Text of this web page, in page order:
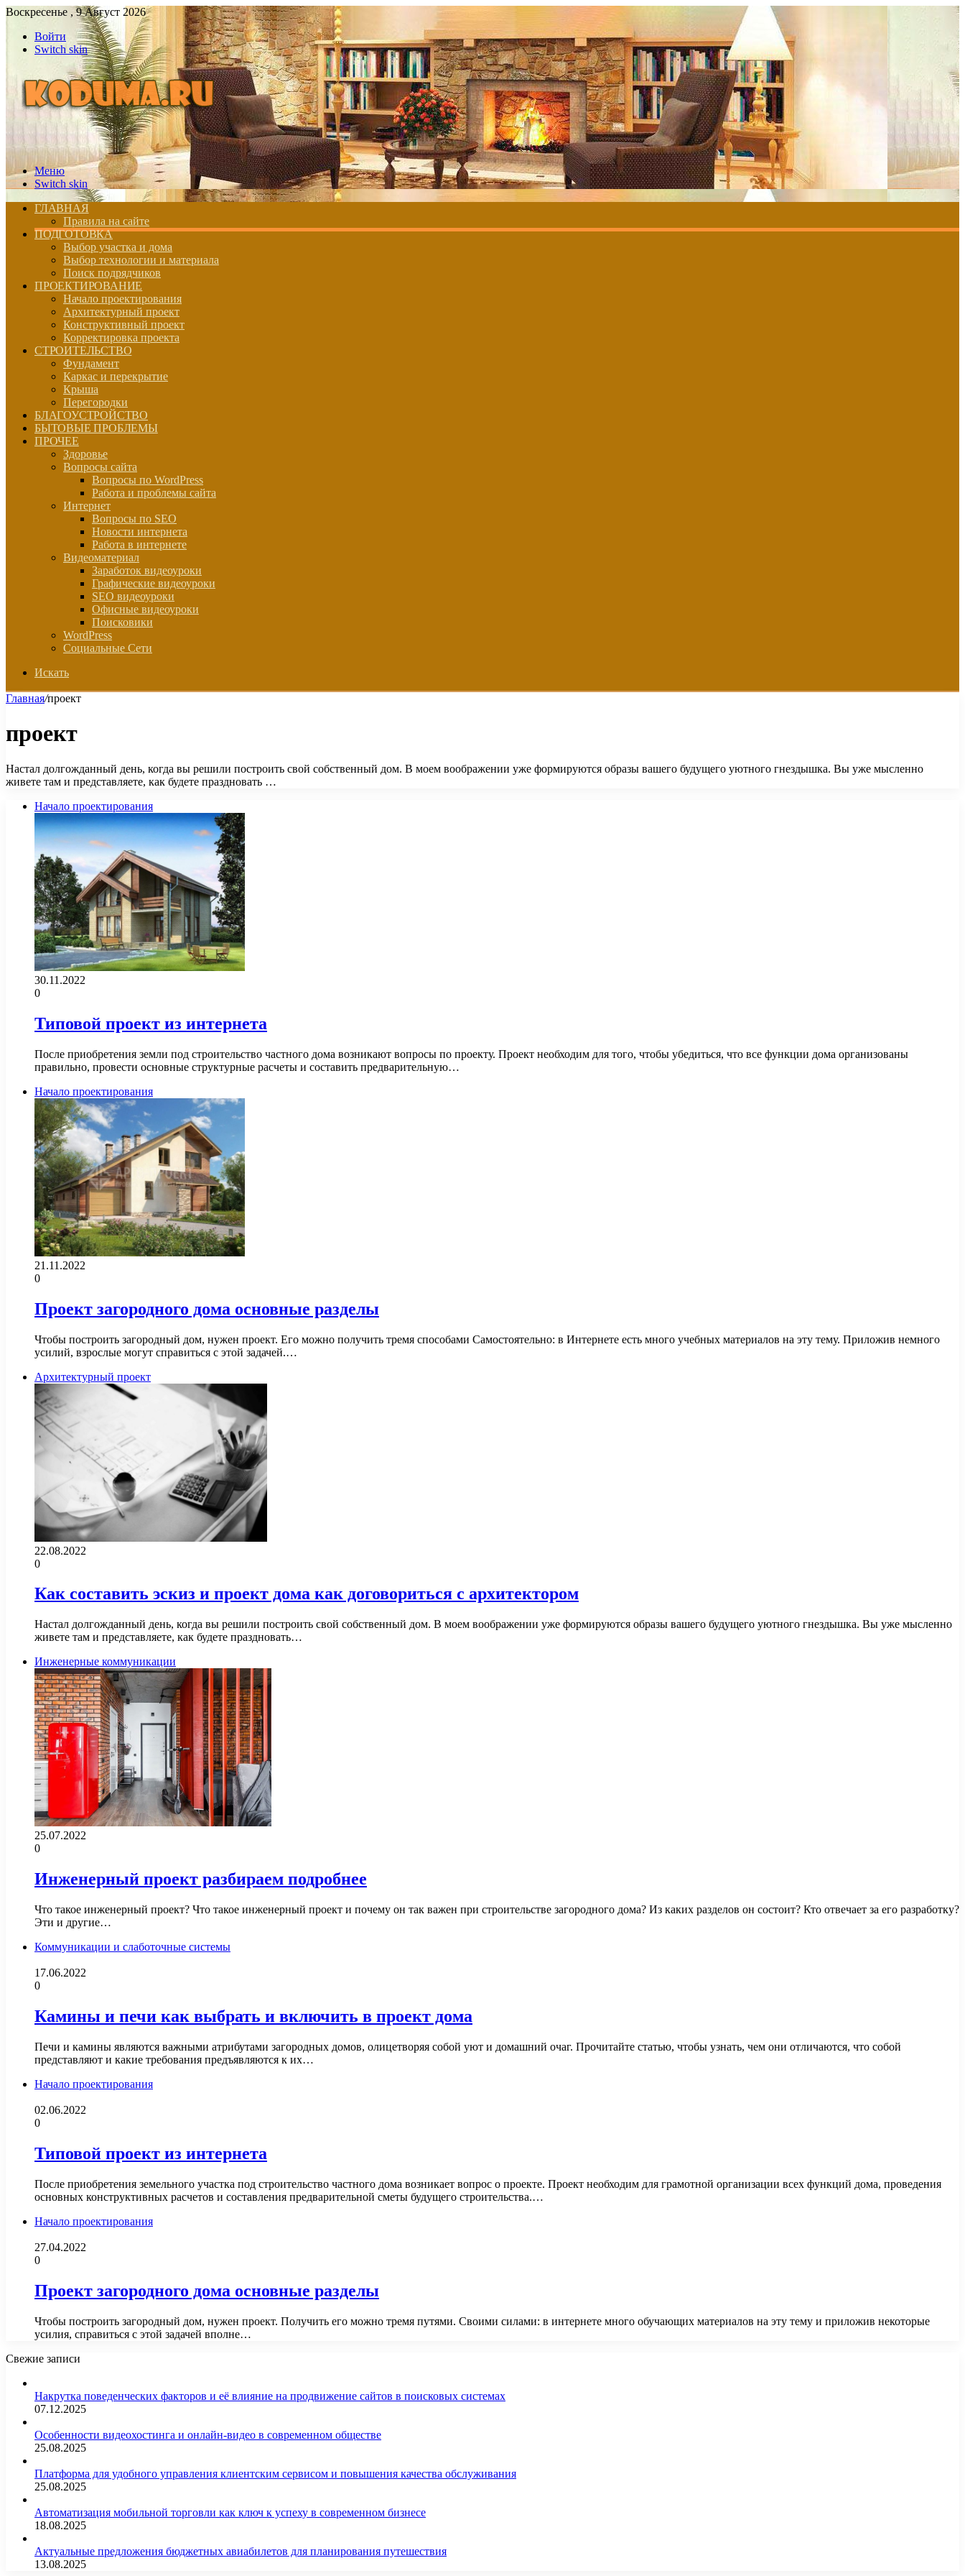
Воскресенье , 9 Август 2026
Войти
Switch skin
Меню
Switch skin
ГЛАВНАЯ
Правила на сайте
ПОДГОТОВКА
Выбор участка и дома
Выбор технологии и материала
Поиск подрядчиков
ПРОЕКТИРОВАНИЕ
Начало проектирования
Архитектурный проект
Конструктивный проект
Корректировка проекта
СТРОИТЕЛЬСТВО
Фундамент
Каркас и перекрытие
Крыша
Перегородки
БЛАГОУСТРОЙСТВО
БЫТОВЫЕ ПРОБЛЕМЫ
ПРОЧЕЕ
Здоровье
Вопросы сайта
Вопросы по WordPress
Работа и проблемы сайта
Интернет
Вопросы по SEO
Новости интернета
Работа в интернете
Видеоматериал
Заработок видеоуроки
Графические видеоуроки
SEO видеоуроки
Офисные видеоуроки
Поисковики
WordPress
Социальные Сети
Искать
Главная/проект
проект
Настал долгожданный день, когда вы решили построить свой собственный дом. В моем воображении уже формируются образы вашего будущего уютного гнездышка. Вы уже мысленно
живете там и представляете, как будете праздновать …
Начало проектирования
30.11.2022
0
Типовой проект из интернета
После приобретения земли под строительство частного дома возникают вопросы по проекту. Проект необходим для того, чтобы убедиться, что все функции дома организованы
правильно, провести основные структурные расчеты и составить предварительную…
Начало проектирования
21.11.2022
0
Проект загородного дома основные разделы
Чтобы построить загородный дом, нужен проект. Его можно получить тремя способами Самостоятельно: в Интернете есть много учебных материалов на эту тему. Приложив немного
усилий, взрослые могут справиться с этой задачей.…
Архитектурный проект
22.08.2022
0
Как составить эскиз и проект дома как договориться с архитектором
Настал долгожданный день, когда вы решили построить свой собственный дом. В моем воображении уже формируются образы вашего будущего уютного гнездышка. Вы уже мысленно
живете там и представляете, как будете праздновать…
Инженерные коммуникации
25.07.2022
0
Инженерный проект разбираем подробнее
Что такое инженерный проект? Что такое инженерный проект и почему он так важен при строительстве загородного дома? Из каких разделов он состоит? Кто отвечает за его разработку?
Эти и другие…
Коммуникации и слаботочные системы
17.06.2022
0
Камины и печи как выбрать и включить в проект дома
Печи и камины являются важными атрибутами загородных домов, олицетворяя собой уют и домашний очаг. Прочитайте статью, чтобы узнать, чем они отличаются, что собой
представляют и какие требования предъявляются к их…
Начало проектирования
02.06.2022
0
Типовой проект из интернета
После приобретения земельного участка под строительство частного дома возникает вопрос о проекте. Проект необходим для грамотной организации всех функций дома, проведения
основных конструктивных расчетов и составления предварительной сметы будущего строительства.…
Начало проектирования
27.04.2022
0
Проект загородного дома основные разделы
Чтобы построить загородный дом, нужен проект. Получить его можно тремя путями. Своими силами: в интернете много обучающих материалов на эту тему и приложив некоторые
усилия, справиться с этой задачей вполне…
Свежие записи
Накрутка поведенческих факторов и её влияние на продвижение сайтов в поисковых системах
07.12.2025
Особенности видеохостинга и онлайн-видео в современном обществе
25.08.2025
Платформа для удобного управления клиентским сервисом и повышения качества обслуживания
25.08.2025
Автоматизация мобильной торговли как ключ к успеху в современном бизнесе
18.08.2025
Актуальные предложения бюджетных авиабилетов для планирования путешествия
13.08.2025